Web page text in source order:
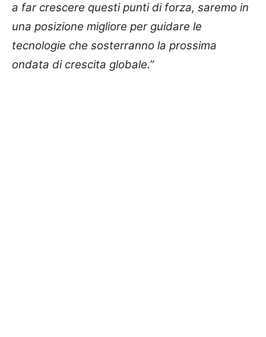
a far crescere questi punti di forza, saremo in
una posizione migliore per guidare le
tecnologie che sosterranno la prossima
ondata di crescita globale.”